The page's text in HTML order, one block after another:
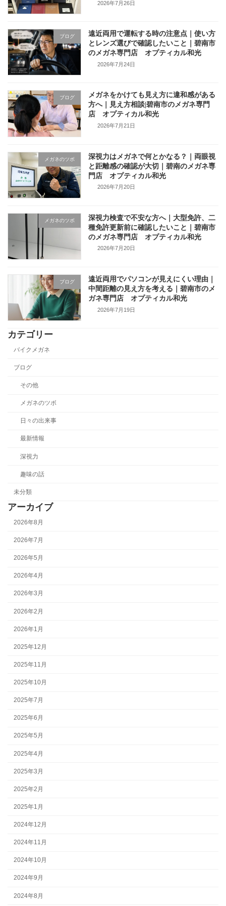
2026年7月26日
ブログ
遠近両用で運転する時の注意点｜使い方
とレンズ選びで確認したいこと｜碧南市
のメガネ専門店 オプティカル和光
2026年7月24日
ブログ
メガネをかけても見え方に違和感がある
方へ｜見え方相談|碧南市のメガネ専門
店 オプティカル和光
2026年7月21日
メガネのツボ
深視力はメガネで何とかなる？｜両眼視
と距離感の確認が大切｜碧南のメガネ専
門店 オプティカル和光
2026年7月20日
メガネのツボ
深視力検査で不安な方へ｜大型免許、二
種免許更新前に確認したいこと｜碧南市
のメガネ専門店 オプティカル和光
2026年7月20日
ブログ
遠近両用でパソコンが見えにくい理由｜
中間距離の見え方を考える｜碧南市のメ
ガネ専門店 オプティカル和光
2026年7月19日
カテゴリー
バイクメガネ
ブログ
その他
メガネのツボ
日々の出来事
最新情報
深視力
趣味の話
未分類
アーカイブ
2026年8月
2026年7月
2026年5月
2026年4月
2026年3月
2026年2月
2026年1月
2025年12月
2025年11月
2025年10月
2025年7月
2025年6月
2025年5月
2025年4月
2025年3月
2025年2月
2025年1月
2024年12月
2024年11月
2024年10月
2024年9月
2024年8月